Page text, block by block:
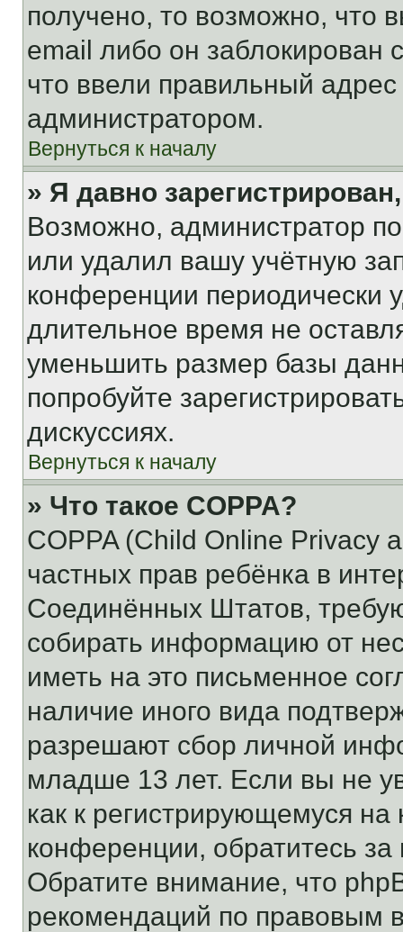
получено, то возможно, что
email либо он
что ввели правильный адрес
администратором.
Вернуться к началу
» Я давно
Возможно, администратор
или удалил вашу учётную
конференции периодически
длительное время не
уменьшить размер базы
попробуйте
дискуссиях.
Вернуться к началу
» Что такое COPPA?
COPPA (Child Online Privacy
частных прав ребёнка в
Соединённых Штатов,
собирать информацию от
иметь на это письменное
наличие иного вида
разрешают сбор личной
младше 13 лет. Если вы не
как к регистрирующемуся
конференции, обратитесь
Обратите внимание, что
рекомендаций по правовым